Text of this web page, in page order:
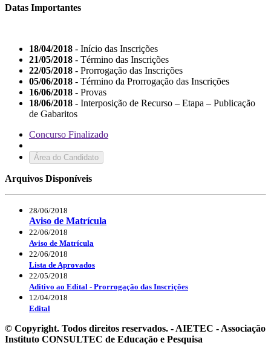
Datas Importantes
18/04/2018 - Início das Inscrições
21/05/2018 - Término das Inscrições
22/05/2018 - Prorrogação das Inscrições
05/06/2018 - Término da Prorrogação das Inscrições
16/06/2018 - Provas
18/06/2018 - Interposição de Recurso – Etapa – Publicação
de Gabaritos
Concurso Finalizado
Área do Candidato
Arquivos Disponíveis
28/06/2018
Aviso de Matrícula
22/06/2018
Aviso de Matrícula
22/06/2018
Lista de Aprovados
22/05/2018
Aditivo ao Edital - Prorrogação das Inscrições
12/04/2018
Edital
© Copyright. Todos direitos reservados. - AIETEC - Associação
Instituto CONSULTEC de Educação e Pesquisa